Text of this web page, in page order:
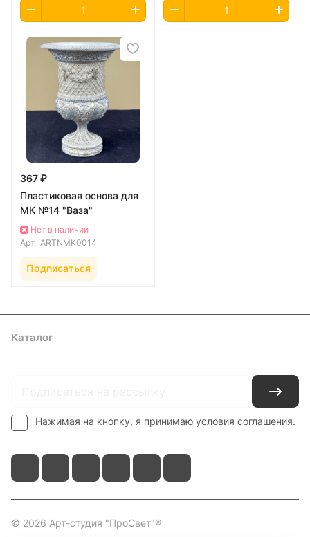
367 ₽
Пластиковая основа для
МК №14 "Ваза"
Нет в наличии
Арт. ARTNMK0014
Подписаться
Каталог
Нажимая на кнопку, я принимаю условия соглашения.
© 2026 Арт-студия "ПроСвет"®